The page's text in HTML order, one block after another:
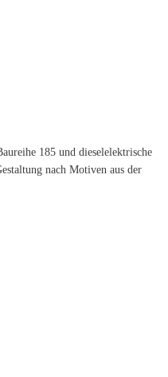
185 und dieselelektrische
nach Motiven aus der